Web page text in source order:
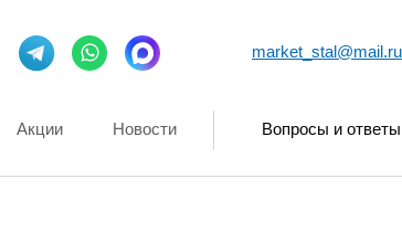
market_stal@mail.ru
Акции Новости Вопросы и ответы